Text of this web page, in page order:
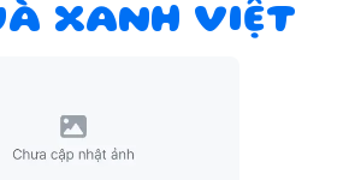
XANH VIỆT